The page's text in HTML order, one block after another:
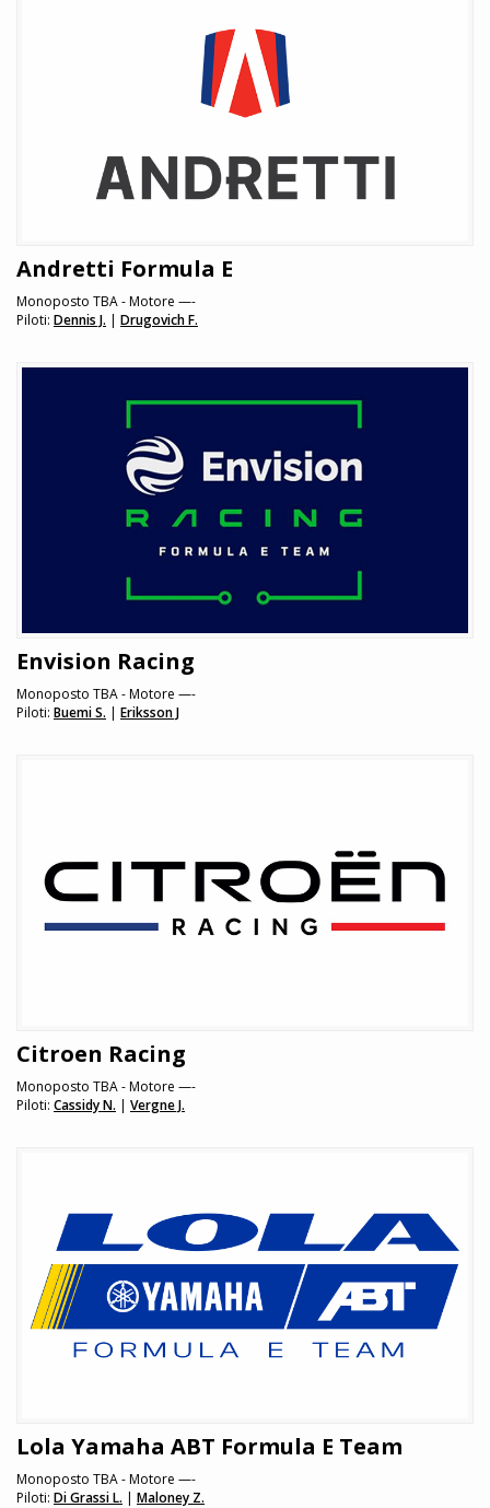
Andretti Formula E
Monoposto TBA - Motore —-
Piloti: Dennis J. | Drugovich F.
Envision Racing
Monoposto TBA - Motore —-
Piloti: Buemi S. | Eriksson J
Citroen Racing
Monoposto TBA - Motore —-
Piloti: Cassidy N. | Vergne J.
Lola Yamaha ABT Formula E Team
Monoposto TBA - Motore —-
Piloti: Di Grassi L. | Maloney Z.